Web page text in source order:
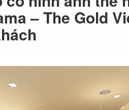
– The Gold